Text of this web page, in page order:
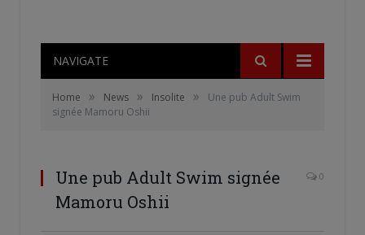
NAVIGATE
Home » News » Insolite »
Une pub Adult Swim
signée Mamoru Oshii
Une pub Adult Swim signée
Mamoru Oshii
0